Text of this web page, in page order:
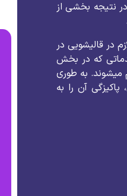
نتیجه بخشی از
در قالیشویی در
که در بخش
میشوند. به طوری
آن را به